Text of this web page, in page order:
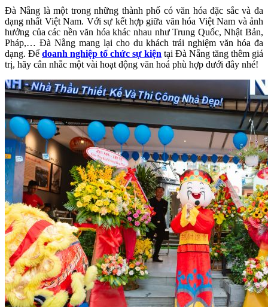
Đà Nẵng là một trong những thành phố có văn hóa đặc sắc và đa
dạng nhất Việt Nam. Với sự kết hợp giữa văn hóa Việt Nam và ảnh
hưởng của các nền văn hóa khác nhau như Trung Quốc, Nhật Bản,
Pháp,… Đà Nẵng mang lại cho du khách trải nghiệm văn hóa đa
dạng. Để doanh nghiệp tổ chức sự kiện tại Đà Nẵng tăng thêm giá
trị, hãy cân nhắc một vài hoạt động văn hoá phù hợp dưới đây nhé!